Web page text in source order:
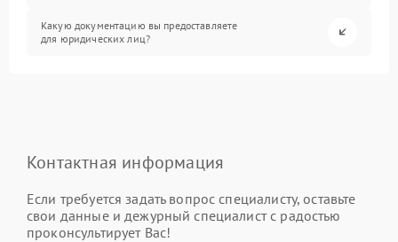
Какую документацию вы предоставляете
для юридических лиц?
Контактная информация
Если требуется задать вопрос специалисту, оставьте
свои данные и дежурный специалист с радостью
проконсультирует Вас!